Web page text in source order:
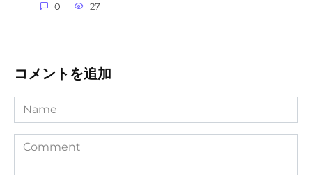
0 27
コメントを追加
Name
Comment